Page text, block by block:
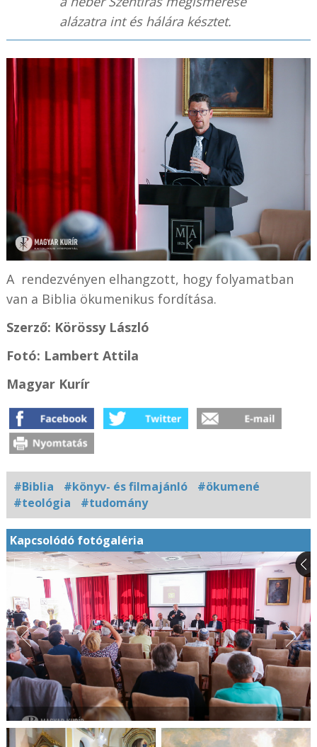
alázatra int és hálára késztet.
A rendezvényen elhangzott, hogy folyamatban
van a Biblia ökumenikus fordítása.
Szerző: Körössy László
Fotó: Lambert Attila
Magyar Kurír
#Biblia #könyv- és filmajánló
#ökumené
#teológia
#tudomány
Kapcsolódó fotógaléria